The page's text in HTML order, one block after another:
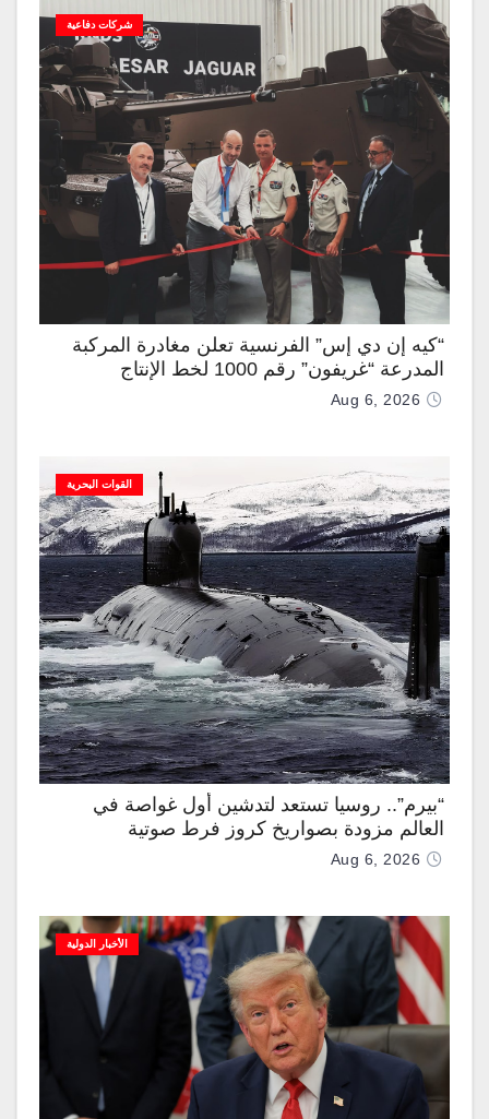
شركات دفاعية
“كيه إن دي إس” الفرنسية تعلن مغادرة المركبة
المدرعة “غريفون” رقم 1000 لخط الإنتاج
Aug 6, 2026
القوات البحرية
“بيرم”.. روسيا تستعد لتدشين أول غواصة في
العالم مزودة بصواريخ كروز فرط صوتية
Aug 6, 2026
الأخبار الدولية